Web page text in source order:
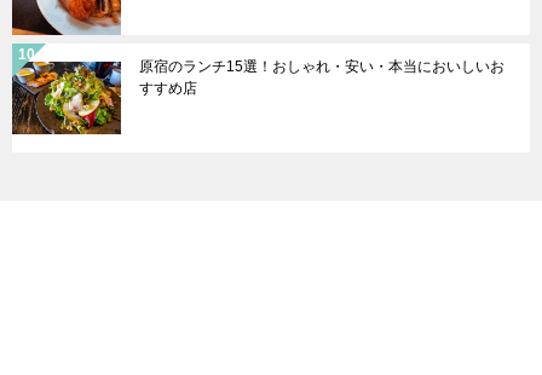
原宿のランチ15選！おしゃれ・安い・本当においしいお
すすめ店